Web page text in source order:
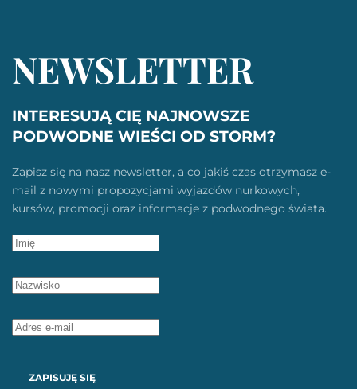
NEWSLETTER
INTERESUJĄ CIĘ NAJNOWSZE
PODWODNE WIEŚCI OD STORM?
Zapisz się na nasz newsletter, a co jakiś czas otrzymasz e-
mail z nowymi propozycjami wyjazdów nurkowych,
kursów, promocji oraz informacje z podwodnego świata.
ZAPISUJĘ SIĘ